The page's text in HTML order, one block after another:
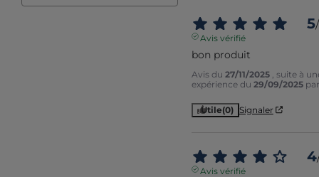
5/
Avis vérifié
bon produit
Avis du 27/11/2025
, suite à
expérience du 29/09/2025
Utile(0) Signaler
4
Avis vérifié